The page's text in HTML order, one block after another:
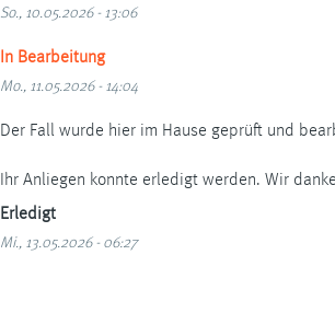
So., 10.05.2026 - 13:06
In Bearbeitung
Mo., 11.05.2026 - 14:04
Der Fall wurde hier im Hause geprüft und
Ihr Anliegen konnte erledigt werden. Wir
Erledigt
Mi., 13.05.2026 - 06:27